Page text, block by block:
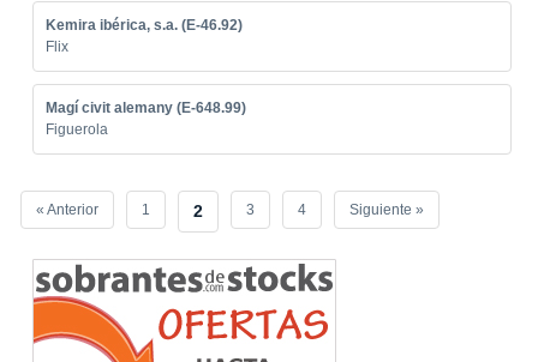
Kemira ibérica, s.a. (E-46.92)
Flix
Magí civit alemany (E-648.99)
Figuerola
« Anterior 1 2 3 4 Siguiente »